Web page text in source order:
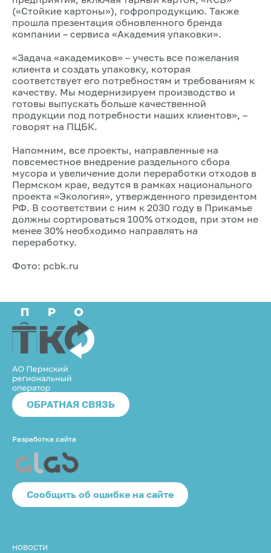
(«Стойкие картоны»), гофропродукцию. Также
прошла презентация обновленного бренда
компании – сервиса «Академия упаковки».
«Задача «академиков» – учесть все пожелания
клиента и создать упаковку, которая
соответствует его потребностям и требованиям к
качеству. Мы модернизируем производство и
готовы выпускать больше качественной
продукции под потребности наших клиентов», –
говорят на ПЦБК.
Напомним, все проекты, направленные на
повсеместное внедрение раздельного сбора
мусора и увеличение доли переработки отходов в
Пермском крае, ведутся в рамках национального
проекта «Экология», утвержденного президентом
РФ. В соответствии с ним к 2030 году в Прикамье
должны сортироваться 100% отходов, при этом не
менее 30% необходимо направлять на
переработку.
Фото: pcbk.ru
ОБРАТНАЯ СВЯЗЬ
Разработка сайта
Cообщить об ошибке на сайте
НОВОСТИ